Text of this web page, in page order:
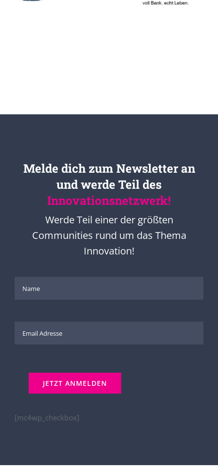
und werde Teil des
Innovationsnetzwerk!
Werde Teil einer der größten
Communities rund um das Thema
Innovation!